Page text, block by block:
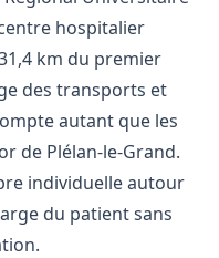
hospitalier
km du premier
des transports et
autant que les
de Plélan-le-Grand.
individuelle autour
du patient sans